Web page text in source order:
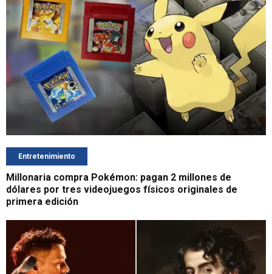
Entretenimiento
Millonaria compra Pokémon: pagan 2 millones de
dólares por tres videojuegos físicos originales de
primera edición